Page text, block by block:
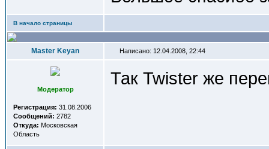
В начало страницы
Master Keyan Написано: 12.04.2008, 22:44
Модератор
Регистрация: 31.08.2006
Сообщений: 2782
Откуда: Московская
Область
Так Twister же